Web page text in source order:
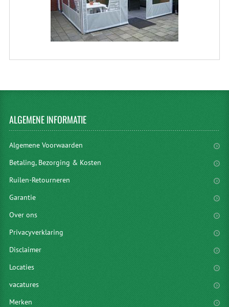
ALGEMENEINFORMATIE
Algemene Voorwaarden
Betaling, Bezorging & Kosten
Ruilen-Retourneren
Garantie
Over ons
Privacyverklaring
Disclaimer
Locaties
vacatures
Merken